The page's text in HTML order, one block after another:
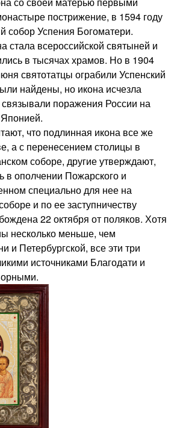
пострижение, в 1594 году
собор Успения Богоматери.
всероссийской святыней и
в тысячах храмов. Но в 1904
святотатцы ограбили Успенский
найдены, но икона исчезла
поражения России на
что подлинная икона все же
а с перенесением столицы в
соборе, другие утверждают,
в ополчении Пожарского и
специально для нее на
и по ее заступничеству
22 октября от поляков. Хотя
несколько меньше, чем
и Петербургской, все эти три
источниками Благодати и